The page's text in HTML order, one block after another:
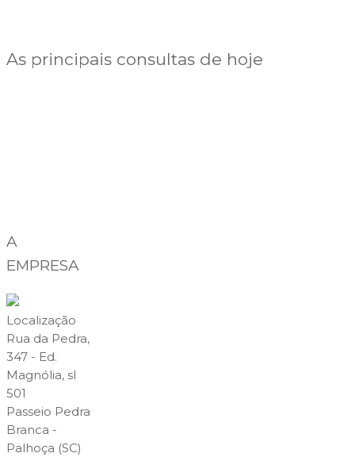
As principais consultas de hoje
A
EMPRESA
Localização
Rua da Pedra,
347 - Ed.
Magnólia, sl
501
Passeio Pedra
Branca -
Palhoça (SC)